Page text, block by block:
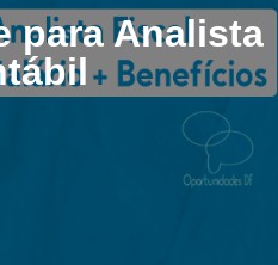
para Analista